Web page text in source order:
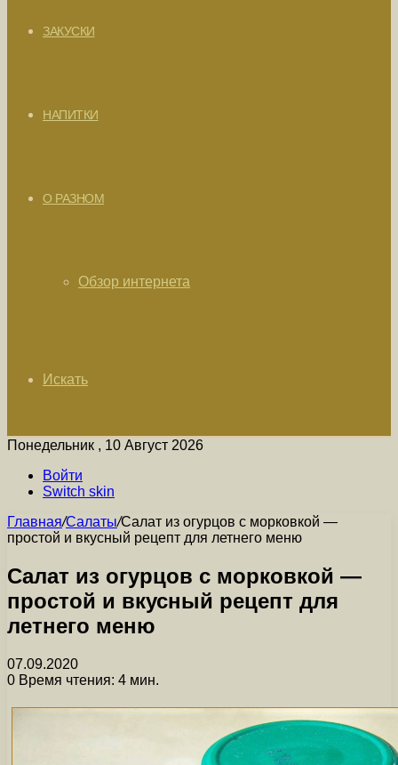
ЗАКУСКИ
НАПИТКИ
О РАЗНОМ
Обзор интернета
Искать
Понедельник , 10 Август 2026
Войти
Switch skin
Главная/Салаты/Салат из огурцов с морковкой —
простой и вкусный рецепт для летнего меню
Салат из огурцов с морковкой —
простой и вкусный рецепт для
летнего меню
07.09.2020
0 Время чтения: 4 мин.